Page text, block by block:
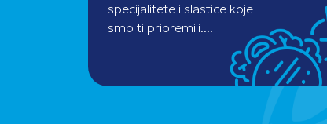
specijalitete i slastice koje
smo ti pripremili....